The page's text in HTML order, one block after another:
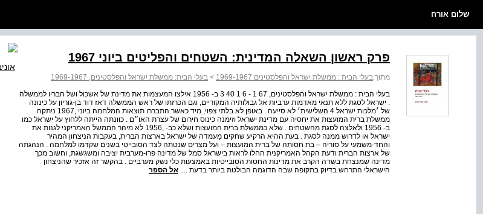
שלום אורח
פרק ראשון השאלה המדינית: השטחים והפליטים ביוני 1967
מתוך:בעלי הבית : ממשלת ישראל והפלסטינים 1969-1967 > בעלי הבית: ממשלת ישראל והפלסטינים, 1969-1967
בעלי הבית : ממשלת ישראל והפלסטינים, 67 1 - 6 1 40 3 ב- 1956 אילצו המעצמות את מדינת של אשכול ושל חבריו לממשלה
. ישראל לסגת ללא תנאי מאדמות ערביות אל גבולותיה המקוריים, וגם הכרזתו של ראש הממשלה דאז דוד בן-גוריון על כינונה
של ׳מלכות ישראל 4 השלישית׳ לא סייעה . באופן לא בלתי צפוי, מיד כאשר התבררו תוצאות המלחמה ביוני ,1967 ניתקה
ממשלת ברית המועצות את יחסיה עם מדינת ישראל וזימנה כינוס חירום של עצרת האו״ם . כוונתה הייתה ללחוץ על ישראל כמו
ב- 1956 ולאלצה לסגת מהשטחים . שלא כממשלת ברית המועצות ושלא כב- ,1956 לא מיהר הממשל האמריקני לגנות את
ישראל או לדרוש ממנה לסגת . בעת ההיא הרקיע שחקים מַעמדה של ישראל בארצות הברית, בעקבות הניצחון המהיר
והחד-משמעי על סוריה – בת חסותה של ברית המועצות – ועל מצרים שנטתה לצד הסובייטי בשנים שקדמו למלחמה . הנהגתה
של ארצות הברית ודעת הקהל האמריקנית החלו לראות בישראל סמל של מדינה פרו-מערבית יציבה ומשגשגת, וחשוב מכך
מדינה שמנצחת בשדה הקרב את מדינות החסות הסובייטיות באמצעות כלי נשק מערביים . בהקשר זה אזכיר שהניצחון
הישראלי התרחש בדיוק בתקופה שבה הדוגמה הבולטת ביותר בדעת ... אל הספר